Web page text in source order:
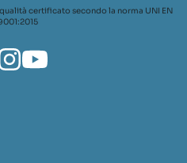
certificato secondo la norma UNI EN